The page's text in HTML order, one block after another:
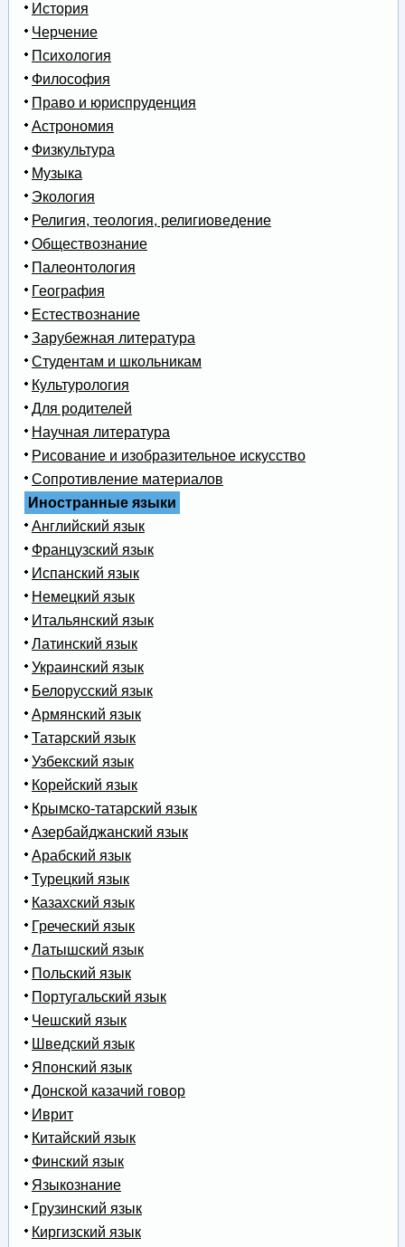
История
Черчение
Психология
Философия
Право и юриспруденция
Астрономия
Физкультура
Музыка
Экология
Религия, теология, религиоведение
Обществознание
Палеонтология
География
Естествознание
Зарубежная литература
Студентам и школьникам
Культурология
Для родителей
Научная литература
Рисование и изобразительное искусство
Сопротивление материалов
Иностранные языки
Английский язык
Французский язык
Испанский язык
Немецкий язык
Итальянский язык
Латинский язык
Украинский язык
Белорусский язык
Армянский язык
Татарский язык
Узбекский язык
Корейский язык
Крымско-татарский язык
Азербайджанский язык
Арабский язык
Турецкий язык
Казахский язык
Греческий язык
Латышский язык
Польский язык
Португальский язык
Чешский язык
Шведский язык
Японский язык
Донской казачий говор
Иврит
Китайский язык
Финский язык
Языкознание
Грузинский язык
Киргизский язык